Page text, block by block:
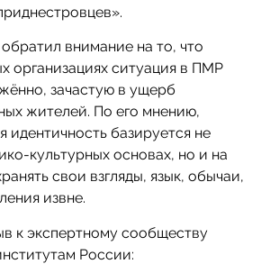
внимание на то, что
организациях ситуация в ПМР
зачастую в ущерб
жителей. По его мнению,
идентичность базируется не
культурных основах, но и на
свои взгляды, язык, обычаи,
извне.
к экспертному сообществу
России: